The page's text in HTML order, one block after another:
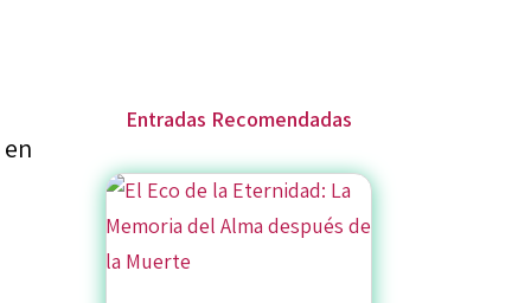
Entradas Recomendadas